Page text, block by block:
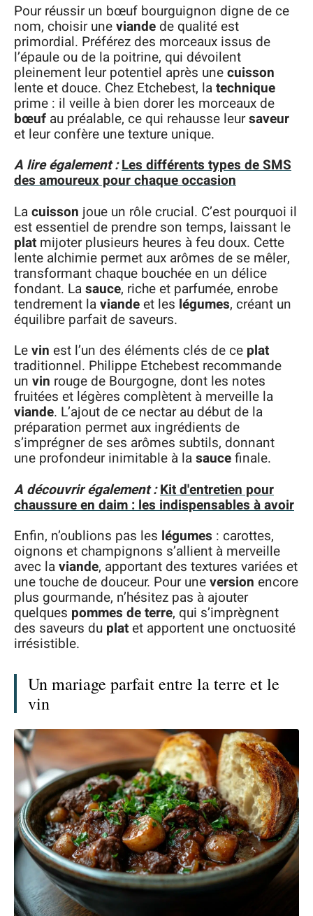
Pour réussir un bœuf bourguignon digne de ce
nom, choisir uneviande de qualité est
primordial. Préférez des morceaux issus de
l’épaule ou de la poitrine, qui dévoilent
pleinement leur potentiel après unecuisson
lente et douce. Chez Etchebest, latechnique
prime : il veille à bien dorer les morceaux de
bœuf au préalable, ce qui rehausse leursaveur
et leur confère une texture unique.
A lire également :Les différents types de SMS
des amoureux pour chaque occasion
Lacuisson joue un rôle crucial. C’est pourquoi il
est essentiel de prendre son temps, laissant le
plat mijoter plusieurs heures à feu doux. Cette
lente alchimie permet aux arômes de se mêler,
transformant chaque bouchée en un délice
fondant. Lasauce, riche et parfumée, enrobe
tendrement laviandeet les légumes, créant un
équilibre parfait de saveurs.
Levin est l’un des éléments clés de ce plat
traditionnel. Philippe Etchebest recommande
un vin rouge de Bourgogne, dont les notes
fruitées et légères complètent à merveille la
viande. L’ajout de ce nectar au début de la
préparation permet aux ingrédients de
s’imprégner de ses arômes subtils, donnant
une profondeur inimitable à lasaucefinale.
A découvrir également : Kit d'entretien pour
chaussure en daim : les indispensables à avoir
Enfin, n’oublions pas les légumes : carottes,
oignons et champignons s’allient à merveille
avec laviande, apportant des textures variées et
une touche de douceur. Pour uneversion encore
plus gourmande, n’hésitez pas à ajouter
quelques pommes de terre, qui s’imprègnent
des saveurs du platet apportent une onctuosité
irrésistible.
Un mariage parfait entre la terre et le
vin